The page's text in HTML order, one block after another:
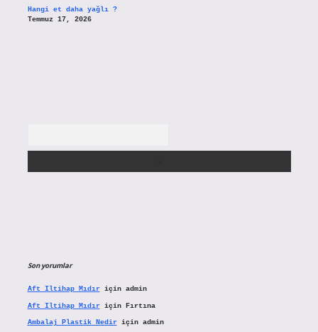
Hangi et daha yağlı ?
Temmuz 17, 2026
Son yorumlar
Aft Iltihap Mıdıriçin admin
Aft Iltihap Mıdıriçin Fırtına
Ambalaj Plastik Nediriçin admin